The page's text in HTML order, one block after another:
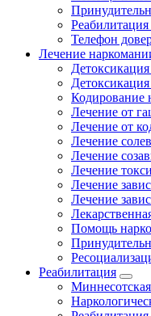
Реабилитация
Телефон
Лечение
Кодирование
Лечение от
Лечение от
Лечение
Лечение
Лечение
Лечение
Лечение
Помощь
Реабилитация